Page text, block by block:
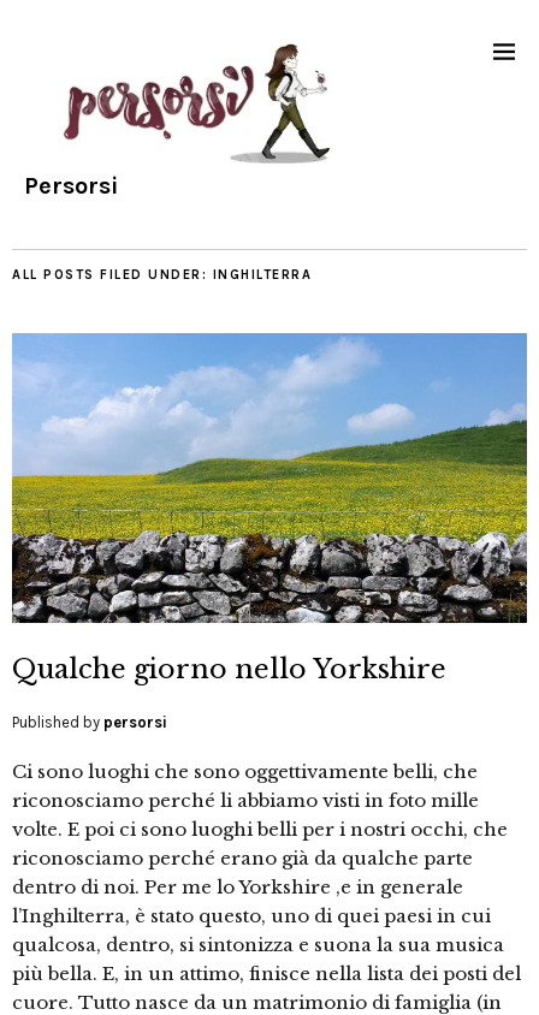
Persorsi
ALL POSTS FILED UNDER: INGHILTERRA
Qualche giorno nello Yorkshire
Published by persorsi
Ci sono luoghi che sono oggettivamente belli, che
riconosciamo perché li abbiamo visti in foto mille
volte. E poi ci sono luoghi belli per i nostri occhi, che
riconosciamo perché erano già da qualche parte
dentro di noi. Per me lo Yorkshire ,e in generale
l’Inghilterra, è stato questo, uno di quei paesi in cui
qualcosa, dentro, si sintonizza e suona la sua musica
più bella. E, in un attimo, finisce nella lista dei posti del
cuore. Tutto nasce da un matrimonio di famiglia (in